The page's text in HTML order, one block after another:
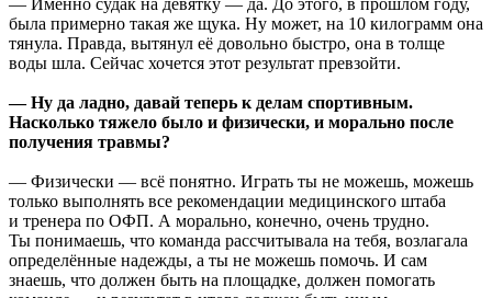
была примерно такая же щука. Ну может, на 10 килограмм она
тянула. Правда, вытянул её довольно быстро, она в толще
воды шла. Сейчас хочется этот результат превзойти.
— Ну да ладно, давай теперь к делам спортивным.
Насколько тяжело было и физически, и морально после
получения травмы?
— Физически — всё понятно. Играть ты не можешь, можешь
только выполнять все рекомендации медицинского штаба
и тренера по ОФП. А морально, конечно, очень трудно.
Ты понимаешь, что команда рассчитывала на тебя, возлагала
определённые надежды, а ты не можешь помочь. И сам
знаешь, что должен быть на площадке, должен помогать